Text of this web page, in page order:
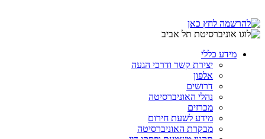
מידע כללי
יצירת קשר ודרכי הגעה
אלפון
דרושים
נהלי האוניברסיטה
מכרזים
מידע לשעת חירום
מבקרת האוניברסיטה